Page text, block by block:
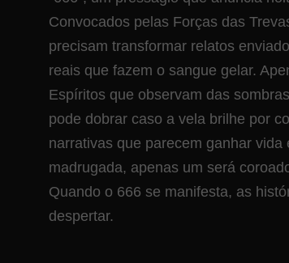
Convocados pelas Forças das
precisam transformar relatos
reais que fazem o sangue gelar.
Espíritos que observam das
pode dobrar caso a vela brilhe por
narrativas que parecem ganhar
madrugada, apenas um será
Quando o 666 se manifesta, as
despertar.